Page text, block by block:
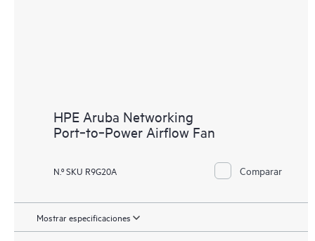
HPE Aruba Networking
Port‑to‑Power Airflow Fan
N.º SKU R9G20A Comparar
Mostrar especificaciones